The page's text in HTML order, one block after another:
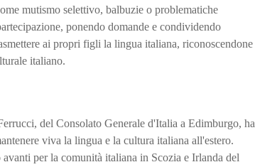
mutismo selettivo, balbuzie o problematiche
ponendo domande e condividendo
ai propri figli la lingua italiana, riconoscendone
italiano.
del Consolato Generale d'Italia a Edimburgo, ha
viva la lingua e la cultura italiana all'estero.
per la comunità italiana in Scozia e Irlanda del